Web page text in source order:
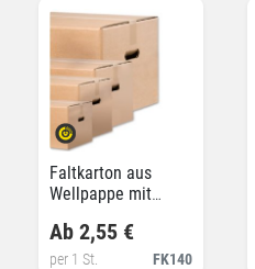
Faltkarton aus
Wellpappe mit
Tragegriffen
FK140
Ab 2,55 €
per 1 St.